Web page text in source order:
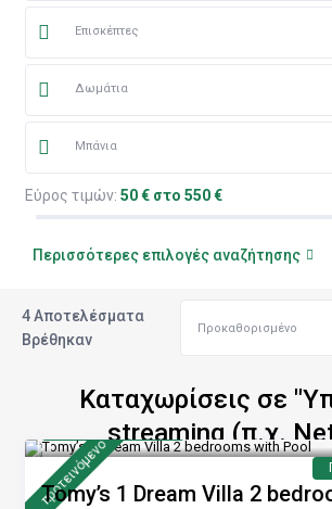
Επισκέπτες
Δωμάτια
Μπάνια
Εύρος τιμών: 50 € στο 550 €
Περισσότερες επιλογές αναζήτησης
4 Αποτελέσματα
Βρέθηκαν
Προκαθορισμένο
Καταχωρίσεις σε
streaming (π.χ.
από 240 €/νύχτα
προτεινόμενo
Tomy’s 1 Dream Villa 2